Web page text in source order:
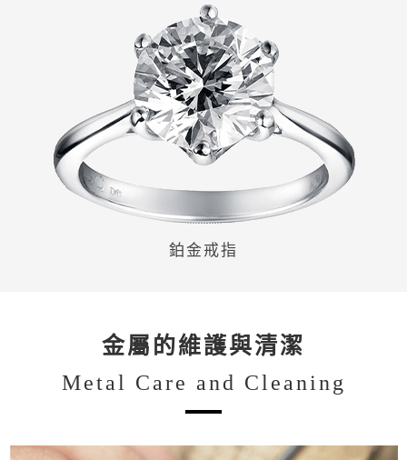
鉑金戒指
金屬的維護與清潔
Metal Care and Cleaning